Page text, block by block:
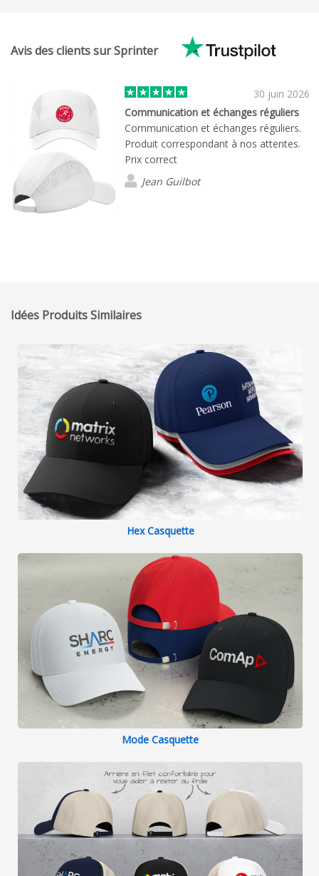
Avis des clients sur Sprinter
30 juin 2026
Communication et échanges réguliers
Communication et échanges réguliers.
Produit correspondant à nos attentes.
Prix correct
Jean Guilbot
Idées Produits Similaires
Hex Casquette
Mode Casquette